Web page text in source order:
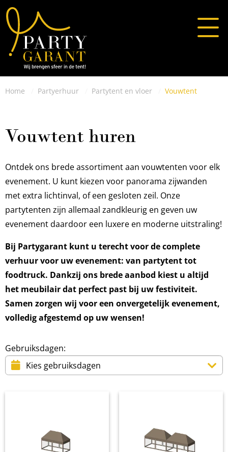
Home Partyerhuur Partytent en vloer Vouwtent
Vouwtent huren
Ontdek ons brede assortiment aan vouwtenten voor elk
evenement. U kunt kiezen voor panorama zijwanden
met extra lichtinval, of een gesloten zeil. Onze
partytenten zijn allemaal zandkleurig en geven uw
evenement daardoor een luxere en moderne uitstraling!
Bij Partygarant kunt u terecht voor de complete
verhuur voor uw evenement: van partytent tot
foodtruck. Dankzij ons brede aanbod kiest u altijd
het meubilair dat perfect past bij uw festiviteit.
Samen zorgen wij voor een onvergetelijk evenement,
volledig afgestemd op uw wensen!
Gebruiksdagen: